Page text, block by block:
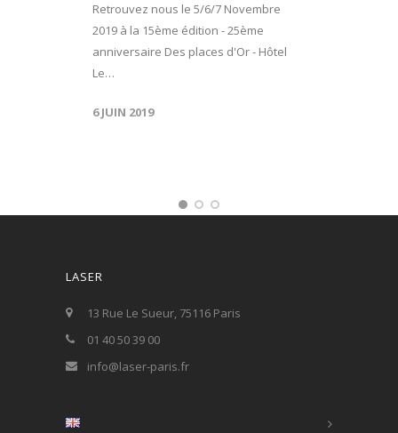
Retrouvez nous le 5/6/7 Novembre
2019 à la 15ème édition - 25ème
anniversaire Des places d'Or - Hôtel
Le…
6 JUIN 2019
LASER
13 Rue Le Sueur, 75116 Paris
01 40 50 39 00
info@laser-paris.fr